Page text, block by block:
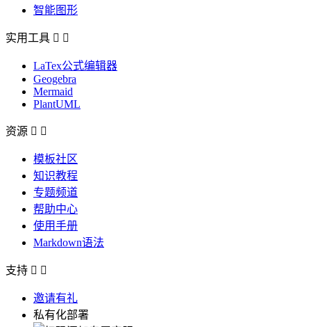
智能图形
实用工具  
LaTex公式编辑器
Geogebra
Mermaid
PlantUML
资源  
模板社区
知识教程
专题频道
帮助中心
使用手册
Markdown语法
支持  
邀请有礼
私有化部署